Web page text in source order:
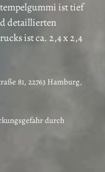
ist tief
detaillierten
ist ca. 2,4 x 2,4
81, 22763 Hamburg,
durch